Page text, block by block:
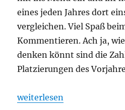
eines jeden Jahres dort
vergleichen. Viel Spaß
Kommentieren. Ach ja,
denken könnt sind die
Platzierungen des
„Spieltrolls Top 100 –
weiterlesen